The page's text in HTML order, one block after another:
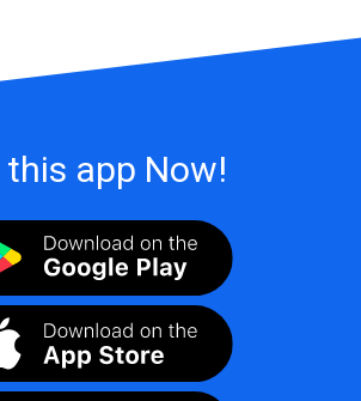
this app Now!